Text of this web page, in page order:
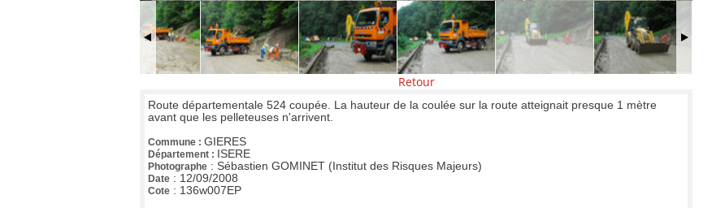
Retour
Route départementale 524 coupée. La hauteur de la coulée sur la route atteignait presque 1 mètre
avant que les pelleteuses n'arrivent.
Commune : GIERES
Département : ISERE
Photographe : Sébastien GOMINET (Institut des Risques Majeurs)
Date : 12/09/2008
Cote : 136w007EP